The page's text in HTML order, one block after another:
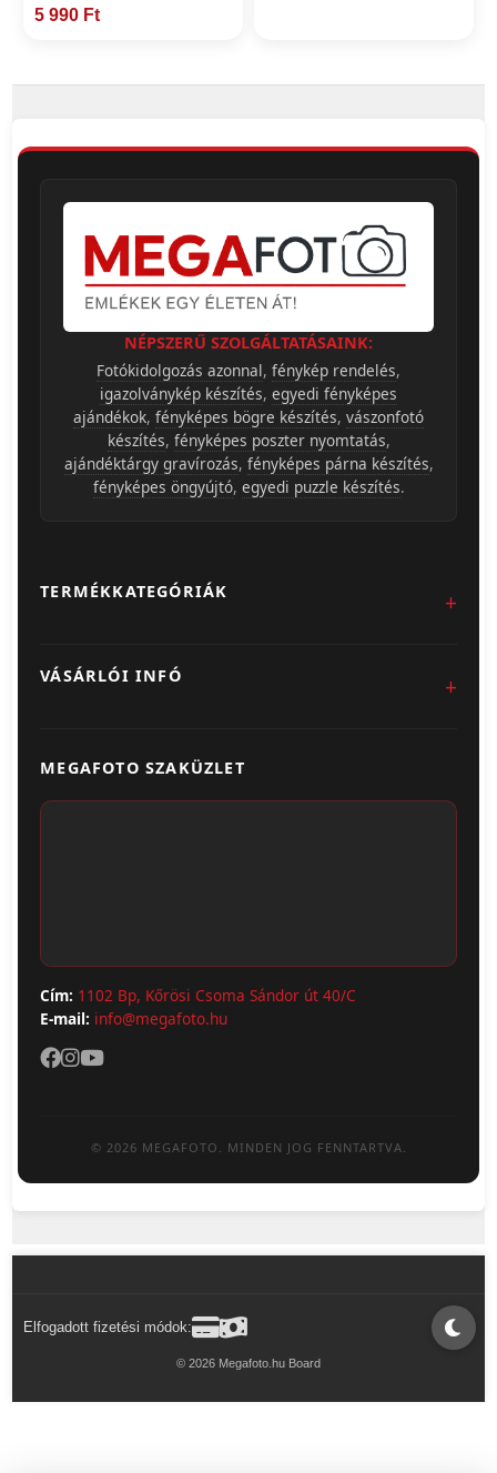
5 990 Ft
NÉPSZERŰ SZOLGÁLTATÁSAINK:
Fotókidolgozás azonnal, fénykép rendelés,
igazolványkép készítés, egyedi fényképes
ajándékok, fényképes bögre készítés, vászonfotó
készítés, fényképes poszter nyomtatás,
ajándéktárgy gravírozás, fényképes párna készítés,
fényképes öngyújtó, egyedi puzzle készítés.
TERMÉKKATEGÓRIÁK
Fotókidolgozás
Poszter & Falikép
Fotónaptár
VÁSÁRLÓI INFÓ
Szállítás & Fizetés
MEGAFOTO SZAKÜZLET
Cím: 1102 Bp, Kőrösi Csoma Sándor út 40/C
E-mail: info@megafoto.hu
© 2026 MEGAFOTO. MINDEN JOG FENNTARTVA.
Elfogadott fizetési módok:
© 2026 Megafoto.hu Board